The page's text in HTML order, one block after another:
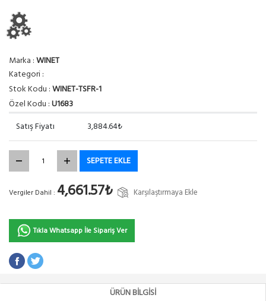
Marka :WINET
Kategori :
Stok Kodu :WINET-TSFR-1
Özel Kodu :U1683
Satış Fiyatı
3,884.64₺
SEPETE EKLE
Vergiler Dahil : 4,661.57₺ Karşılaştırmaya Ekle
Tıkla Whatsapp İle Sipariş Ver
ÜRÜN BILGISI